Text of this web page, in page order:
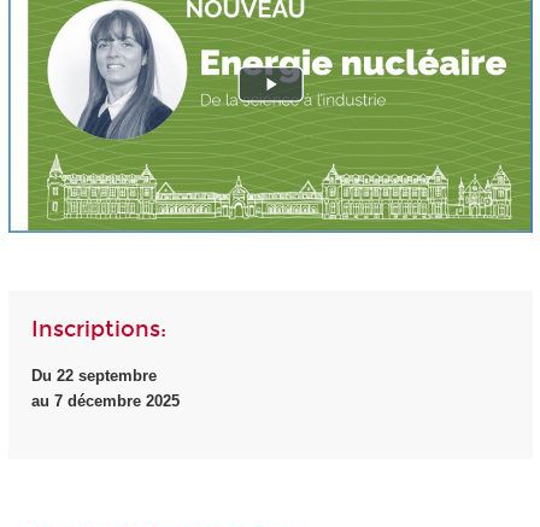
Inscriptions:
Du 22 septembre
au 7 décembre 2025